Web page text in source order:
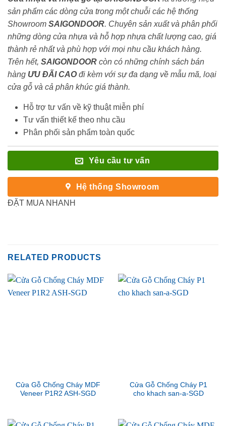
sản phẩm các dòng cửa trong một chuỗi các hệ thống
Showroom SAIGONDOOR. Chuyên sản xuất và phân phối
những dòng cửa nhựa và hỗ hợp nhựa chất lượng cao, giá
thành rẻ nhất và phù hợp với mọi nhu cầu khách hàng.
Trên hết, SAIGONDOOR còn có những chính sách bán
hàng ƯU ĐÃI CAOđi kèm với sự đa dạng về mẫu mã, loại
cửa gỗ và cả phân khúc giá thành.
Hỗ trợ tư vấn về kỹ thuật miễn phí
Tư vấn thiết kế theo nhu cầu
Phân phối sản phẩm toàn quốc
Yêu cầu tư vấn
Hệ thống Showroom
ĐẶT MUA NHANH
RELATED PRODUCTS
Cửa Gỗ Chống Cháy MDF
Veneer P1R2 ASH-SGD
Cửa Gỗ Chống Cháy P1
cho khach san-a-SGD